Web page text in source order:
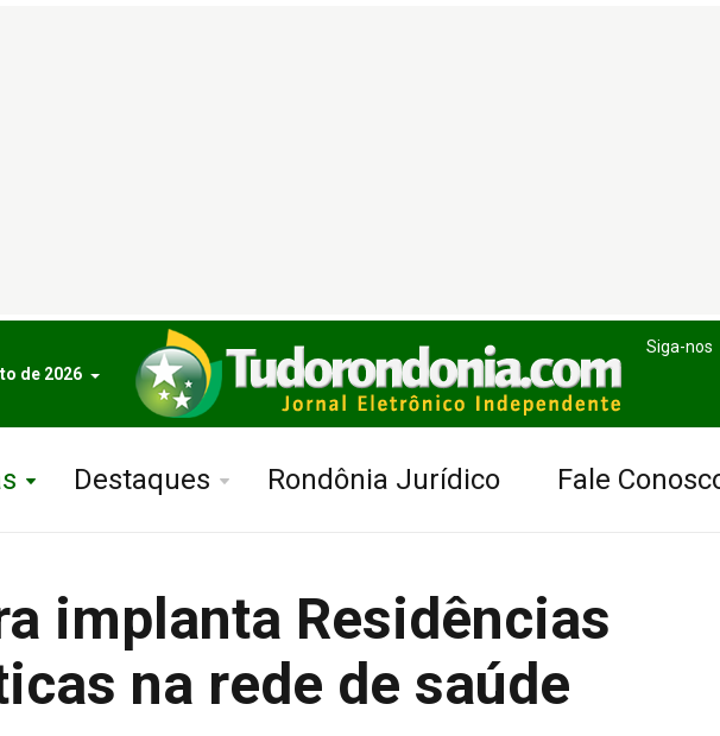
de 2026
Siga-nos
Destaques Rondônia Jurídico Fale
implanta Residências
na rede de saúde